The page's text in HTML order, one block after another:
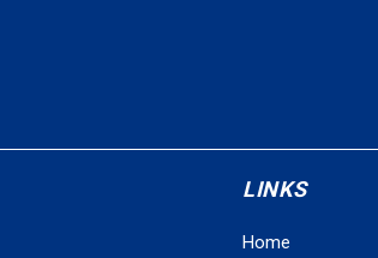
LINKS
Home